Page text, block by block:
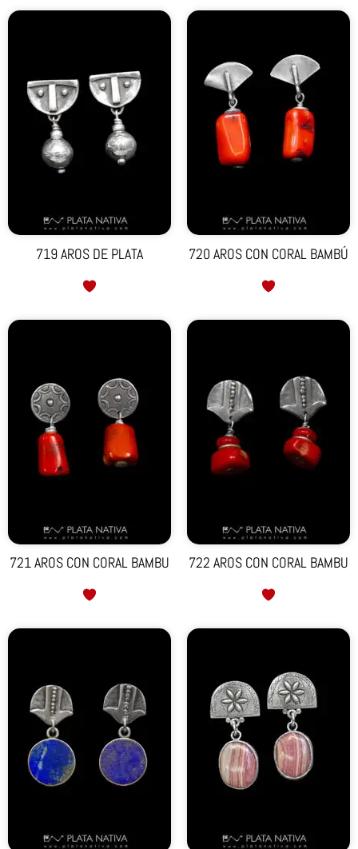
719 AROS DE PLATA 720 AROS CON CORAL BAMBÚ
721 AROS CON CORAL BAMBU 722 AROS CON CORAL BAMBU